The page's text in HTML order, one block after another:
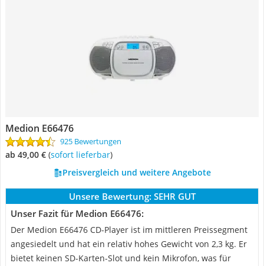
Medion E66476
925 Bewertungen
ab 49,00 € ( Sofort lieferbar)
Preisvergleich und weitere Angebote
Unsere Bewertung: SEHR GUT
Unser Fazit für Medion E66476:
Der Medion E66476 CD-Player ist im mittleren Preissegment
angesiedelt und hat ein relativ hohes Gewicht von 2,3 kg. Er
bietet keinen SD-Karten-Slot und kein Mikrofon, was für